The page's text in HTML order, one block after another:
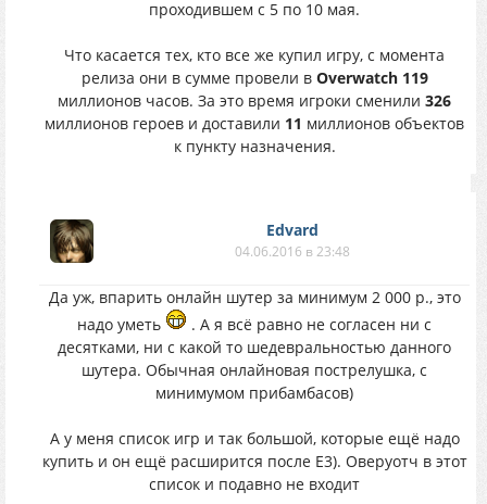
проходившем с 5 по 10 мая.
Что касается тех, кто все же купил игру, с момента
релиза они в сумме провели в Overwatch 119
миллионов часов. За это время игроки сменили 326
миллионов героев и доставили 11 миллионов объектов
к пункту назначения.
Edvard
04.06.2016 в 23:48
Да уж, впарить онлайн шутер за минимум 2 000 р., это
надо уметь
. А я всё равно не согласен ни с
десятками, ни с какой то шедевральностью данного
шутера. Обычная онлайновая пострелушка, с
минимумом прибамбасов)
А у меня список игр и так большой, которые ещё надо
купить и он ещё расширится после Е3). Оверуотч в этот
список и подавно не входит